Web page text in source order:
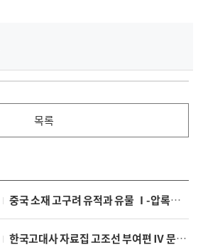
목록
중국 소재 고구려 유적과 유물 Ⅰ-압록강 중상류 1 환인
한국고대사 자료집 고조선 부여편 Ⅳ 문집(상)